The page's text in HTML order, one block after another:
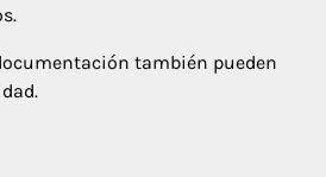
también pueden